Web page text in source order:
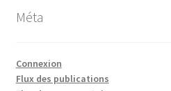
Méta
Connexion
Flux des publications